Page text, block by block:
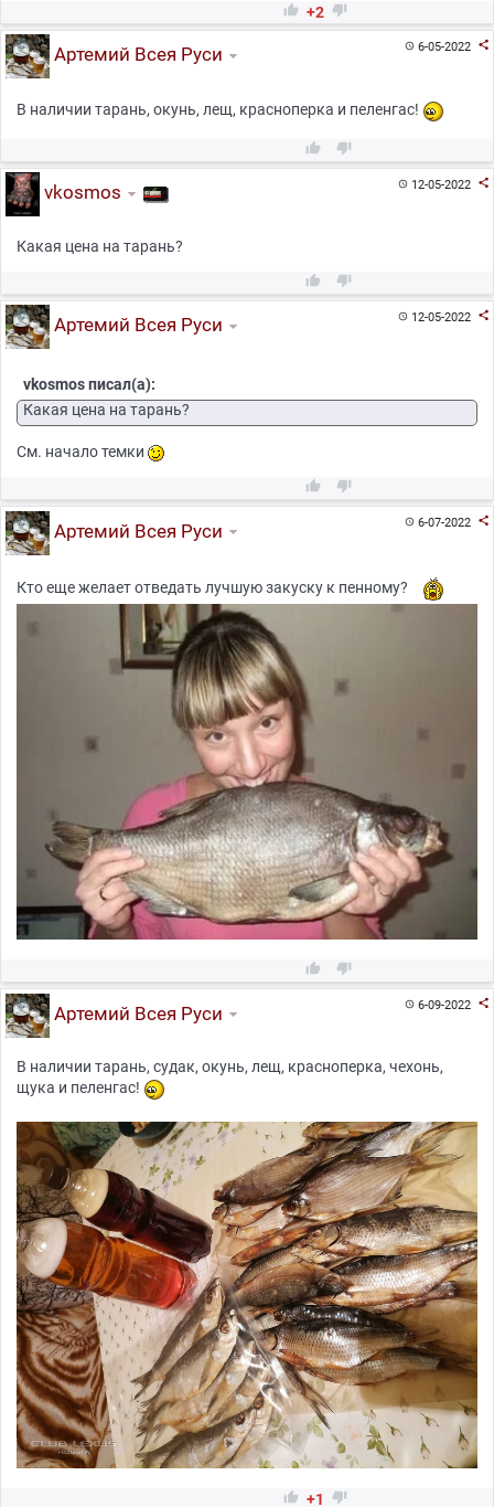
 +2 
6-05-2022 
Артемий Всея Руси
В наличии тарань, окунь, лещ, красноперка и пеленгас!
 
12-05-2022 
vkosmos
Какая цена на тарань?
 
12-05-2022 
Артемий Всея Руси
vkosmos писал(а):
Какая цена на тарань?
Cм. начало темки
 
6-07-2022 
Артемий Всея Руси
Кто еще желает отведать лучшую закуску к пенному?
 
6-09-2022 
Артемий Всея Руси
В наличии тарань, судак, окунь, лещ, красноперка, чехонь,
щука и пеленгас!
 +1 